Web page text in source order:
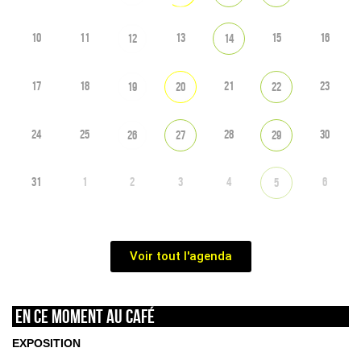
10 11 12 13 14 15 16
17 18 19 20 21 22 23
24 25 26 27 28 29 30
31 1 2 3 4 5 6
Voir tout l'agenda
En ce moment au café
EXPOSITION